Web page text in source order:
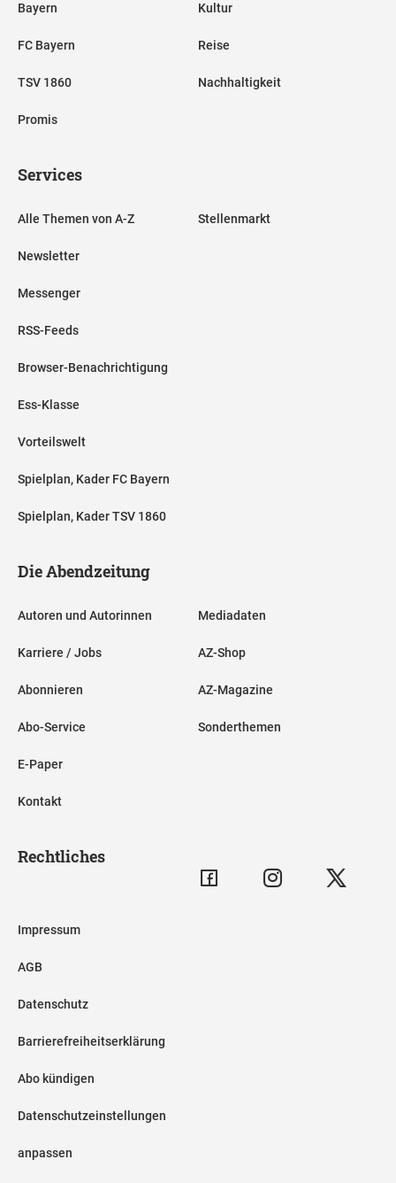
Bayern
FC Bayern
TSV 1860
Promis
Kultur
Reise
Nachhaltigkeit
Services
Alle Themen von A-Z
Newsletter
Messenger
RSS-Feeds
Browser-Benachrichtigung
Ess-Klasse
Vorteilswelt
Spielplan, Kader FC Bayern
Spielplan, Kader TSV 1860
Stellenmarkt
Die Abendzeitung
Autoren und Autorinnen
Karriere / Jobs
Abonnieren
Abo-Service
E-Paper
Kontakt
Mediadaten
AZ-Shop
AZ-Magazine
Sonderthemen
Rechtliches
Impressum
AGB
Datenschutz
Barrierefreiheitserklärung
Abo kündigen
Datenschutzeinstellungen
anpassen